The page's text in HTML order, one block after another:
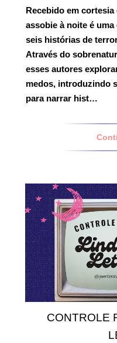
Recebido em
assobie à noite é uma
seis histórias de
Através do
esses autores
medos, introduzindo
para narrar hist…
CONTROLE